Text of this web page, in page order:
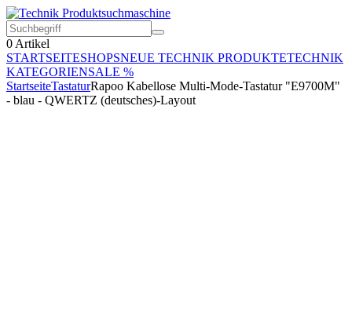
0 Artikel
STARTSEITESHOPSNEUE TECHNIK PRODUKTETECHNIK
KATEGORIENSALE %
StartseiteTastaturRapoo Kabellose Multi-Mode-Tastatur "E9700M"
- blau - QWERTZ (deutsches)-Layout